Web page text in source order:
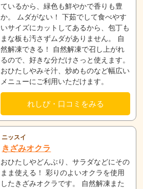
ているから、緑色も鮮やかで香りも豊
か。 ムダがない！ 下茹でして食べやす
いサイズにカットしてあるから、包丁も
まな板も汚さずムダがありません。 自
然解凍できる！ 自然解凍で召し上がれ
るので、好きな分だけさっと使えます。
おひたしやみそ汁、炒めものなど幅広い
メニューにご利用いただけます。
れしぴ・口コミをみる
ニッスイ
きざみオクラ
おひたしやどんぶり、サラダなどにその
まま使える！ 彩りのよいオクラを使用
したきざみオクラです。 自然解凍また